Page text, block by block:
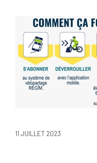
11 JUILLET 2023